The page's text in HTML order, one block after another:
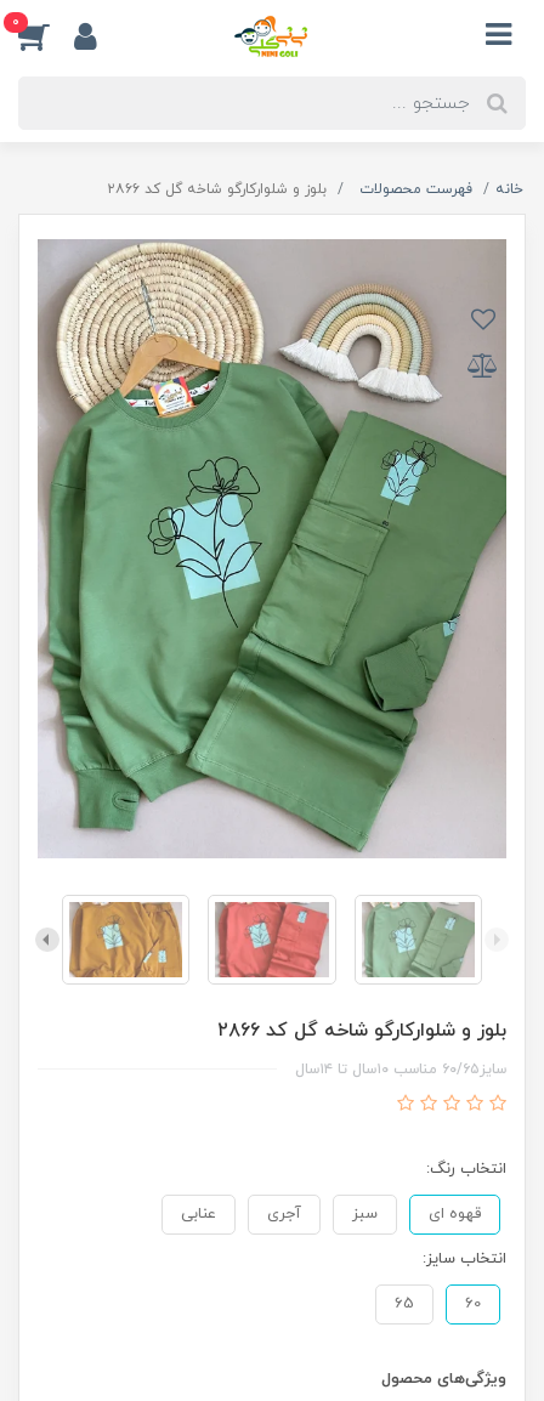
0
خانه فهرست محصولات بلوز و شلوارکارگو شاخه گل کد ۲۸۶۶
بلوز و شلوارکارگو شاخه گل کد ۲۸۶۶
سایز۶۰/۶۵ مناسب ۱۰سال تا ۱۴سال
انتخاب رنگ:
قهوه ای سبز آجری عنابی
انتخاب سایز:
60
65
ویژگی‌های محصول